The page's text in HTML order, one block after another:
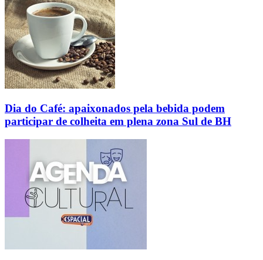
Dia do Café: apaixonados pela bebida podem
participar de colheita em plena zona Sul de BH